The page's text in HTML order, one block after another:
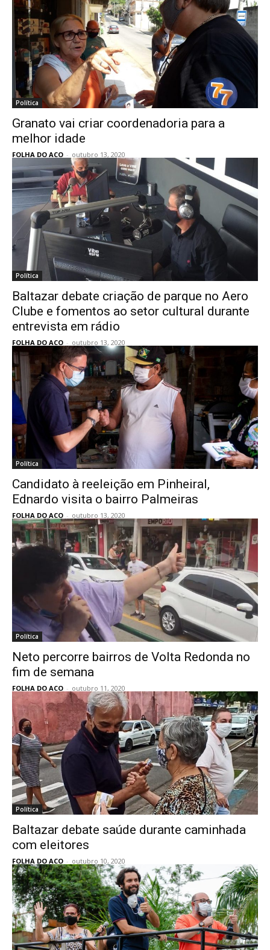
Política
Granato vai criar coordenadoria para a
melhor idade
FOLHA DO ACO - outubro 13, 2020
Política
Baltazar debate criação de parque no Aero
Clube e fomentos ao setor cultural durante
entrevista em rádio
FOLHA DO ACO - outubro 13, 2020
Política
Candidato à reeleição em Pinheiral,
Ednardo visita o bairro Palmeiras
FOLHA DO ACO - outubro 13, 2020
Política
Neto percorre bairros de Volta Redonda no
fim de semana
FOLHA DO ACO - outubro 11, 2020
Política
Baltazar debate saúde durante caminhada
com eleitores
FOLHA DO ACO - outubro 10, 2020